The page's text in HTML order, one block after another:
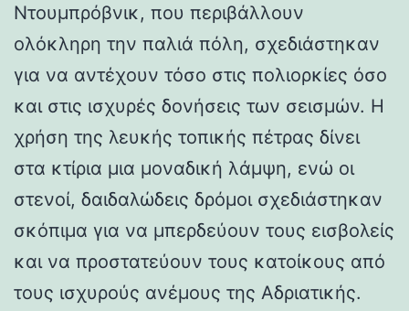
Ντουμπρόβνικ, που περιβάλλουν
ολόκληρη την παλιά πόλη, σχεδιάστηκαν
για να αντέχουν τόσο στις πολιορκίες όσο
και στις ισχυρές δονήσεις των σεισμών. Η
χρήση της λευκής τοπικής πέτρας δίνει
στα κτίρια μια μοναδική λάμψη, ενώ οι
στενοί, δαιδαλώδεις δρόμοι σχεδιάστηκαν
σκόπιμα για να μπερδεύουν τους εισβολείς
και να προστατεύουν τους κατοίκους από
τους ισχυρούς ανέμους της Αδριατικής.